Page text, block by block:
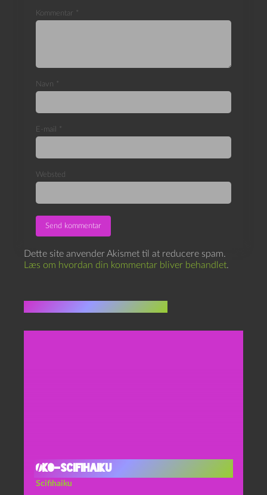
Kommentar *
Navn *
E-mail *
Websted
Dette site anvender Akismet til at reducere spam.
Læs om hvordan din kommentar bliver behandlet.
Øko-scifihaiku
Scifihaiku